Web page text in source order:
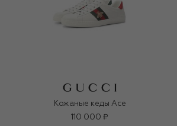
Кожаные кеды Ace
110 000 ₽